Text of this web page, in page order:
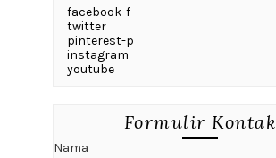
facebook-f
twitter
pinterest-p
instagram
youtube
Formulir Kontak
Nama